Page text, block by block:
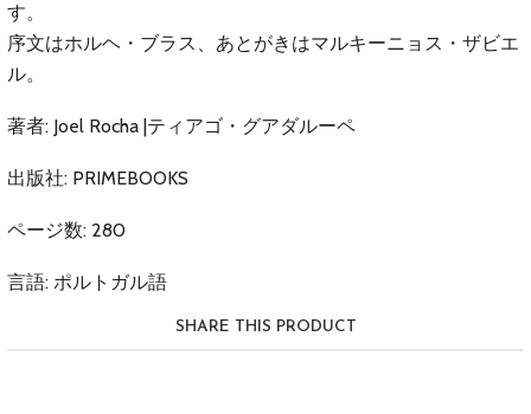
す。
序文はホルヘ・ブラス、あとがきはマルキーニョス・ザビエ
ル。
著者: Joel Rocha |ティアゴ・グアダルーペ
出版社: PRIMEBOOKS
ページ数: 280
言語: ポルトガル語
SHARE THIS PRODUCT